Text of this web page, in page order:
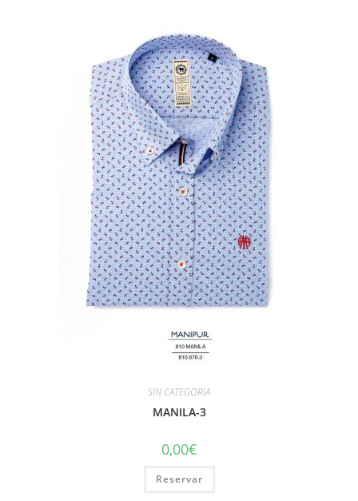
SIN CATEGORIA
MANILA-3
0,00€
Reservar